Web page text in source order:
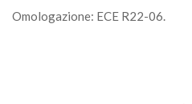
Omologazione: ECE R22-06.